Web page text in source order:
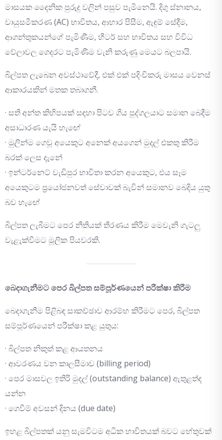
මාසයක දෛනික පුරුදු වලින් පසුව පැමිනෙයි. දිගු ස්නානය,
වායුසමීකරණ (AC) භාවිතය, ආහාර පිසීම, ඇඳුම් සේදීම,
ආගන්තුකයන්ගේ පැමිණීම, හීටර් සහ භාවිතය සහ විවිධ
වේලාවල ගෙදරට පැමිණීම වැනි කරුණු මෙයට බලපායි.
බිල්පත ලැබෙන අවස්ථාවේදී, එක් එක් පදිංචිකරු මාසය වෙනස්
ආකාරයකින් මතක තබාගනී.
· සති අන්ත කිහිපයක් සඳහා පිටව ගිය පුද්ගලයාට සමාන බෙදීම
අසාධාරණ යැයි හැඟේ
· මුලින්ම ගෙවූ අයෙකුට අනෙක් අයගෙන් මුදල් එකතු කිරීම
බරක් ලෙස දැනේ
· ඉන්ටර්නෙට් වැඩිපුර භාවිතා කරන අයෙකුට, එය සෑම
අයෙකුටම ප්‍රයෝජනවත් සේවාවක් බැවින් සමානව බෙදිය යුතු
බව හැඟේ
බිල්පත ලැබීමට පෙර නීතියක් තීරණය කිරීම මෙවැනි ගැටලු
වැළැක්වීමට මූලික පියවරකි.
බෙදාගැනීමට පෙර බිල්පත සම්පූර්ණයෙන් පරීක්ෂා කිරීම
බෙදාගැනීම පිළිබඳ සාකච්ඡාව ආරම්භ කිරීමට පෙර, බිල්පත
සම්පූර්ණයෙන් පරීක්ෂා කළ යුතුය:
· බිල්පත නිකුත් කළ ආයතනය
· ආවරණය වන කාලසීමාව (billing period)
· පෙර මාසවල ඉතිරි මුදල් (outstanding balance) ඇතුළත්ද
යන්න
· ගෙවීම් අවසන් දිනය (due date)
ඉහළ බිල්පතක් යනු සැමවිටම අධික භාවිතයක් බවට හේතුවක්